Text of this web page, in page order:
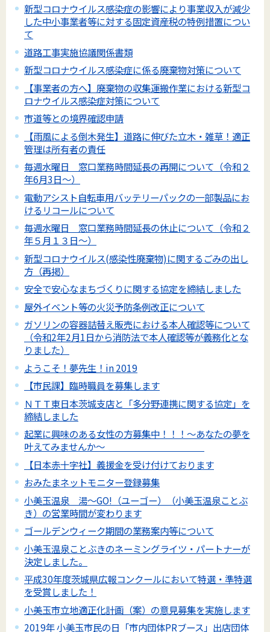
新型コロナウイルス感染症の影響により事業収入が減少
した中小事業者等に対する固定資産税の特例措置につい
て
道路工事実施協議関係書類
新型コロナウイルス感染症に係る廃棄物対策について
【事業者の方へ】廃棄物の収集運搬作業における新型コ
ロナウイルス感染症対策について
市道等との境界確認申請
【雨風による倒木発生】道路に伸びた立木・雑草！適正
管理は所有者の責任
毎週水曜日 窓口業務時間延長の再開について（令和２
年6月3日～）
電動アシスト自転車用バッテリーパックの一部製品にお
けるリコールについて
毎週水曜日 窓口業務時間延長の休止について（令和２
年５月１３日～）
新型コロナウイルス(感染性廃棄物)に関するごみの出し
方（再掲）
安全で安心なまちづくりに関する協定を締結しました
屋外イベント等の火災予防条例改正について
ガソリンの容器詰替え販売における本人確認等について
（令和2年2月1日から消防法で本人確認等が義務化とな
りました）
ようこそ！夢先生！in 2019
【市民課】臨時職員を募集します
ＮＴＴ東日本茨城支店と「多分野連携に関する協定」を
締結しました
起業に興味のある女性の方募集中！！！～あなたの夢を
叶えてみませんか～
【日本赤十字社】義援金を受け付けております
おみたまネットモニター登録募集
小美玉温泉 湯～GO!（ユーゴー）（小美玉温泉ことぶ
き）の営業時間が変わります
ゴールデンウィーク期間の業務案内等について
小美玉温泉ことぶきのネーミングライツ・パートナーが
決定しました。
平成30年度茨城県広報コンクールにおいて特選・準特選
を受賞しました！
小美玉市立地適正化計画（案）の意見募集を実施します
2019年 小美玉市民の日「市内団体PRブース」出店団体